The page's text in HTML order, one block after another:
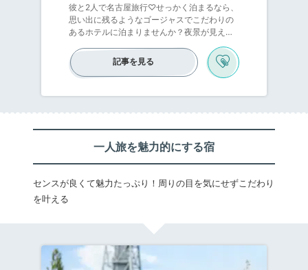
彼と2人で名古屋旅行♡せっかく泊まるなら、
思い出に残るようなゴージャスでこだわりの
あるホテルに泊まりませんか？夜景が見える
群で観光に便利なホテルなどなど。名古屋に
は、カップル旅行で泊まりたくなるホテルば
かり。おしゃれで素敵なホテルに泊まれば、
記事を見る
一人旅を魅力的にする宿
センスが良くて魅力たっぷり！周りの目を気にせずこだわり
を叶える